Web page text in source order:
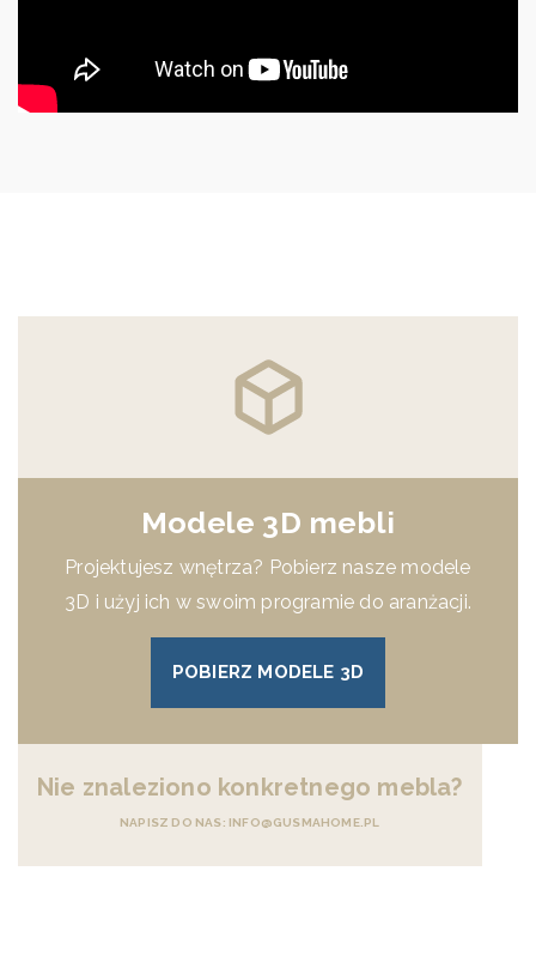
Modele 3D mebli
Projektujesz wnętrza? Pobierz nasze modele
3D i użyj ich w swoim programie do aranżacji.
POBIERZ MODELE 3D
Nie znaleziono konkretnego mebla?
NAPISZ DO NAS: INFO@GUSMAHOME.PL